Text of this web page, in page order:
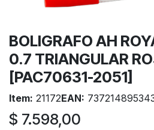
BOLIGRAFO AH
0.7 TRIANGULAR
[PAC70631-2051]
Item: 21172EAN:
$ 7.598,00